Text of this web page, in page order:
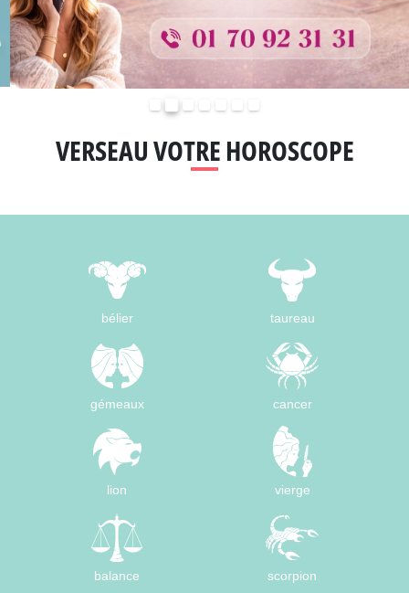
VERSEAU VOTRE HOROSCOPE
bélier taureau
gémeaux cancer
lion vierge
balance scorpion